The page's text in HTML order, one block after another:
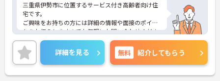
三重県伊勢市に位置するサービス付き高齢者向け住
宅です。
ご興味をお持ちの方には詳細の情報や面接のポイン
トをお伝えしますのでお気軽にお問い合わせくださ
いませ。
詳細を見る 無料 紹介してもらう